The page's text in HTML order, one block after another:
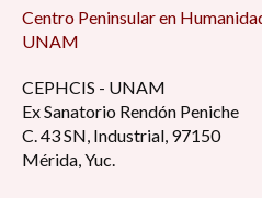
Centro Peninsular en
UNAM
CEPHCIS - UNAM
Ex Sanatorio Rendón Peniche
C. 43 SN, Industrial, 97150
Mérida, Yuc.